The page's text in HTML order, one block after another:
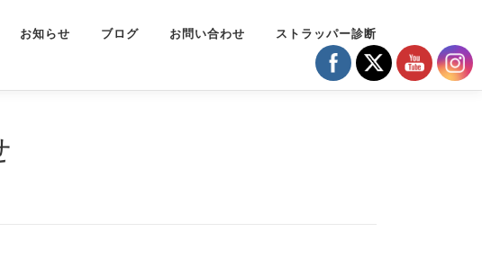
お知らせ ブログ お問い合わせ ストラッパー診断